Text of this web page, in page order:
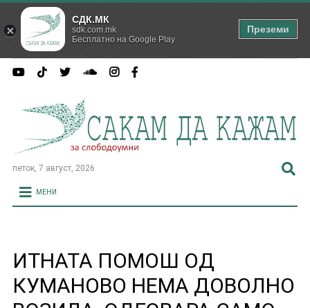
петок, 7 август, 2026
МЕНИ
ИТНАТА ПОМОШ ОД
КУМАНОВО НЕМА ДОВОЛНО
СДК.МК
sdk.com.mk
Бесплатно на Google Play
Преземи